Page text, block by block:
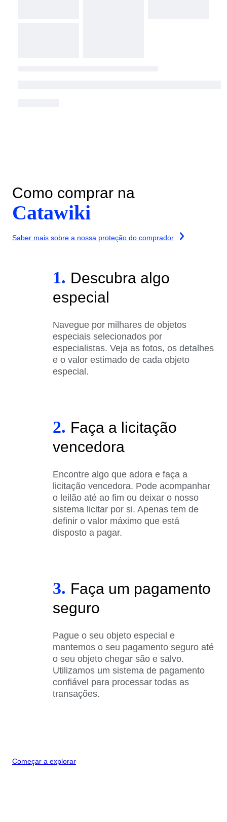
Como comprar na
Catawiki
Saber mais sobre a nossa proteção do comprador
1. Descubra algo
especial
Navegue por milhares de objetos
especiais selecionados por
especialistas. Veja as fotos, os detalhes
e o valor estimado de cada objeto
especial.
2. Faça a licitação
vencedora
Encontre algo que adora e faça a
licitação vencedora. Pode acompanhar
o leilão até ao fim ou deixar o nosso
sistema licitar por si. Apenas tem de
definir o valor máximo que está
disposto a pagar.
3. Faça um pagamento
seguro
Pague o seu objeto especial e
mantemos o seu pagamento seguro até
o seu objeto chegar são e salvo.
Utilizamos um sistema de pagamento
confiável para processar todas as
transações.
Começar a explorar